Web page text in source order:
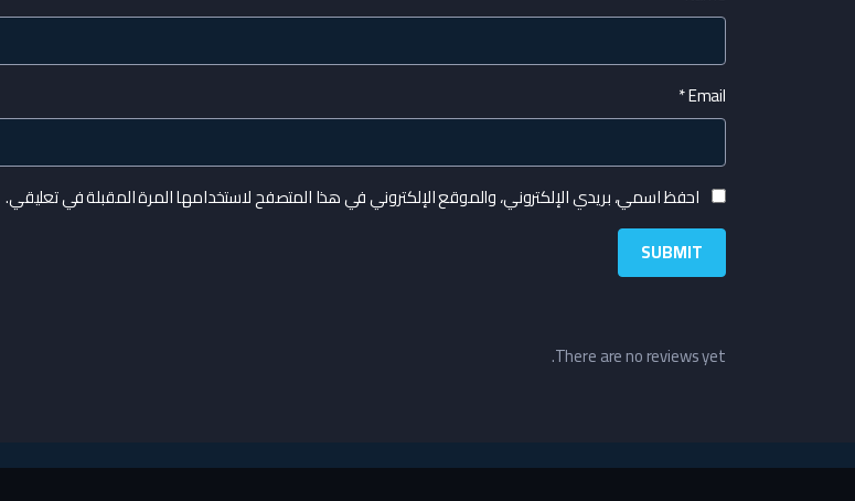
Email
*
احفظ اسمي، بريدي الإلكتروني، والموقع الإلكتروني في هذا المتصفح لاستخدامها المرة المقبلة في تعليقي.
There are no reviews yet.